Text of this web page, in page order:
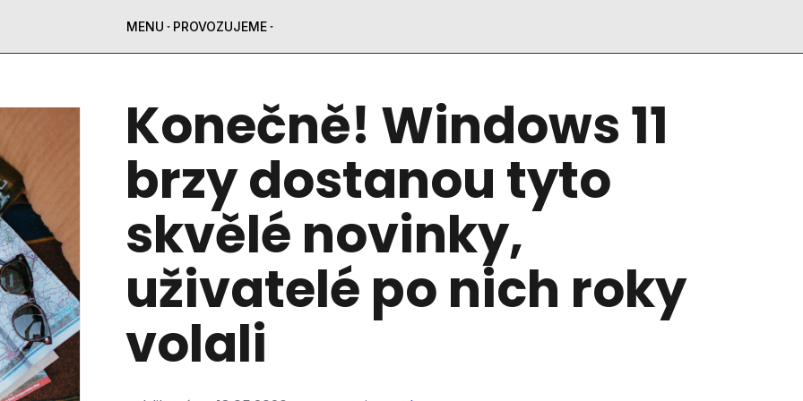
MENU PROVOZUJEME
Konečně! Windows 11
brzy dostanou tyto
skvělé novinky,
uživatelé po nich roky
volali